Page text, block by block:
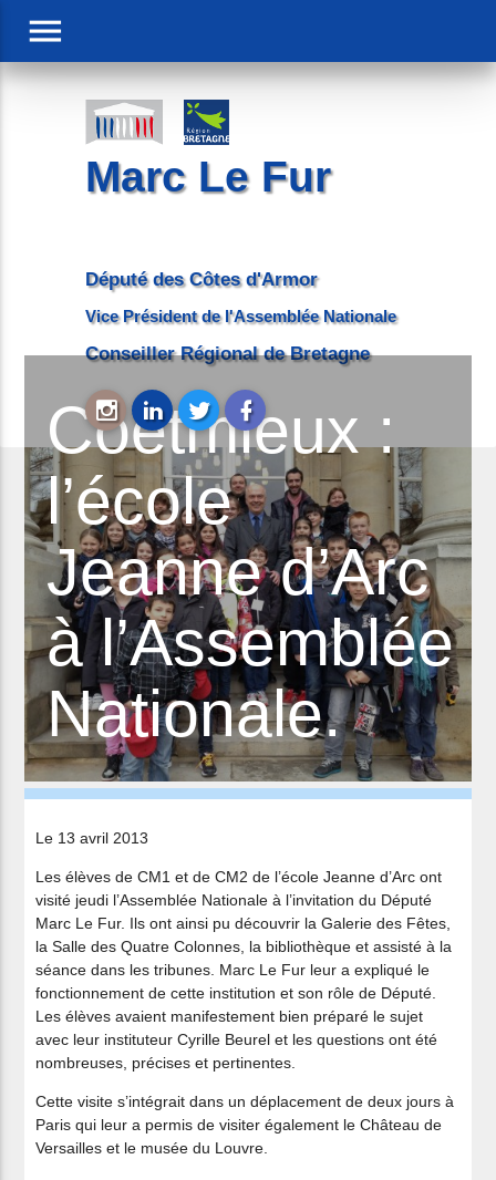
Marc Le Fur
Député des Côtes d'Armor
Vice Président de l'Assemblée Nationale
Conseiller Régional de Bretagne
menu
Coëtmieux :
l’école
Jeanne d’Arc
à l’Assemblée
Nationale.
Le 13 avril 2013
Les élèves de CM1 et de CM2 de l’école Jeanne d’Arc ont
visité jeudi l’Assemblée Nationale à l’invitation du Député
Marc Le Fur. Ils ont ainsi pu découvrir la Galerie des Fêtes,
la Salle des Quatre Colonnes, la bibliothèque et assisté à la
séance dans les tribunes. Marc Le Fur leur a expliqué le
fonctionnement de cette institution et son rôle de Député.
Les élèves avaient manifestement bien préparé le sujet
avec leur instituteur Cyrille Beurel et les questions ont été
nombreuses, précises et pertinentes.
Cette visite s’intégrait dans un déplacement de deux jours à
Paris qui leur a permis de visiter également le Château de
Versailles et le musée du Louvre.